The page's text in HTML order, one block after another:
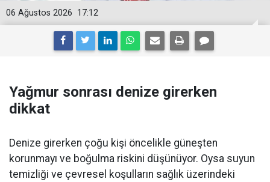
17:12
06 Ağustos 2026
Yağmur sonrası denize girerken
dikkat
Denize girerken çoğu kişi öncelikle güneşten
korunmayı ve boğulma riskini düşünüyor. Oysa suyun
temizliği ve çevresel koşulların sağlık üzerindeki